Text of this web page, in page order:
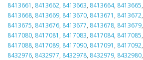
8413661 , 8413662, 8413663, 8413664, 8413665,
8413668, 8413669, 8413670, 8413671 , 8413672,
8413675, 8413676, 8413677, 8413678, 8413679,
8417080, 8417081 , 8417083, 8417084, 8417085,
8417088, 8417089, 8417090, 8417091 , 8417092,
8432976, 8432977, 8432978, 8432979, 8432980,